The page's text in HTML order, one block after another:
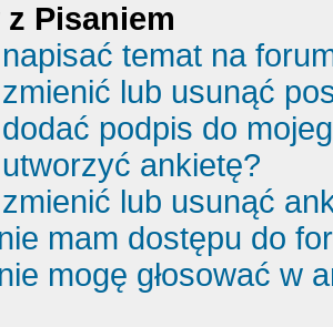
Pisaniem
temat na
lub usunąć
podpis do
ankietę?
lub usunąć
mam dostępu do
mogę głosować w